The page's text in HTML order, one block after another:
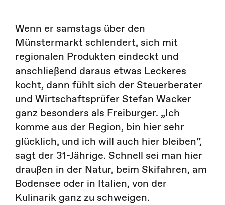
Wenn er samstags über den
Münstermarkt schlendert, sich mit
regionalen Produkten eindeckt und
anschließend daraus etwas Leckeres
kocht, dann fühlt sich der Steuerberater
und Wirtschaftsprüfer Stefan Wacker
ganz besonders als Freiburger. „Ich
komme aus der Region, bin hier sehr
glücklich, und ich will auch hier bleiben“,
sagt der 31-Jährige. Schnell sei man hier
draußen in der Natur, beim Skifahren, am
Bodensee oder in Italien, von der
Kulinarik ganz zu schweigen.